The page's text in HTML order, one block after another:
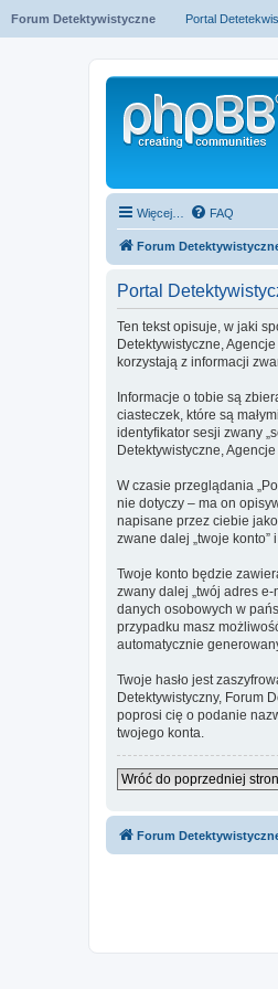
Forum Detektywistyczne Portal
Więcej… FAQ
Forum
Portal
Ten tekst opisuje, w jaki
Detektywistyczne, Agencje
korzystają z informacji
Informacje o tobie są
ciasteczek, które są
identyfikator sesji zwany
Detektywistyczne,
W czasie przeglądania
nie dotyczy – ma on
napisane przez ciebie
zwane dalej „twoje
Twoje konto będzie
zwany dalej „twój adres
danych osobowych w
przypadku masz
automatycznie
Twoje hasło jest
Detektywistyczny, Forum
poprosi cię o podanie
twojego konta.
Wróć do poprzedniej
Forum